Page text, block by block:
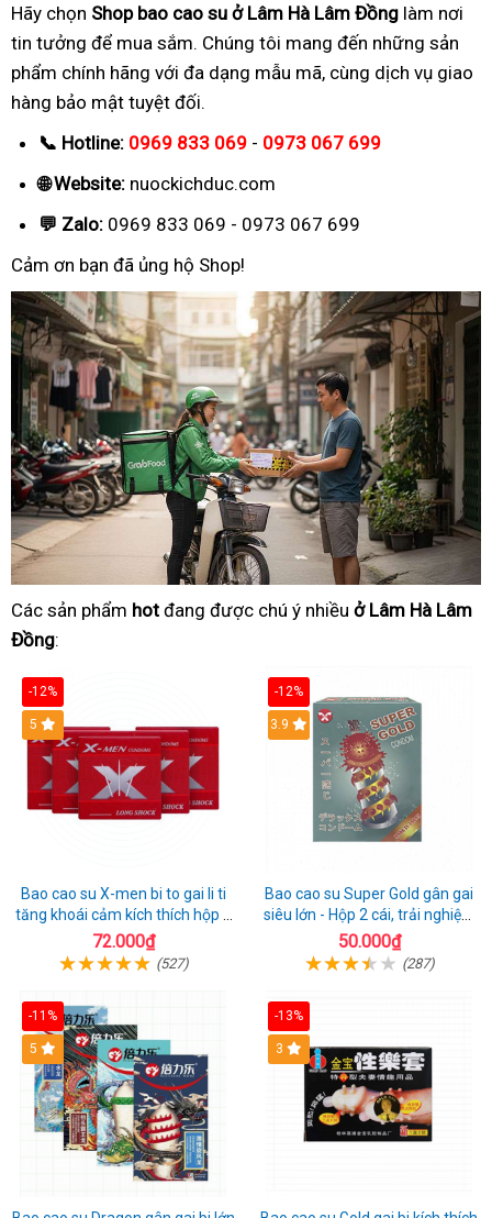
Hãy chọn Shop bao cao su ở Lâm Hà Lâm Đồng làm nơi
tin tưởng để mua sắm. Chúng tôi mang đến những sản
phẩm chính hãng với đa dạng mẫu mã, cùng dịch vụ giao
hàng bảo mật tuyệt đối.
📞 Hotline: 0969 833 069 - 0973 067 699
🌐 Website: nuockichduc.com
💬 Zalo: 0969 833 069 - 0973 067 699
Cảm ơn bạn đã ủng hộ Shop!
Các sản phẩm hot đang được chú ý nhiều ở Lâm Hà Lâm
Đồng:
-12%
Hot
5
Bao cao su X-men bi to gai li ti
tăng khoái cảm kích thích hộp 1
cái
72.000₫
(527)
-12%
3.9
Bao cao su Super Gold gân gai
siêu lớn - Hộp 2 cái, trải nghiệm
mới lạ
50.000₫
(287)
-11%
Hot
5
-13%
3